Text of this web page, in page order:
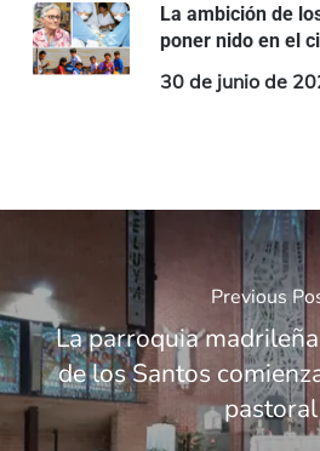
La ambición de
poner nido en el
30 de junio de
Previous
La parroquia
de los Santos
pastoral